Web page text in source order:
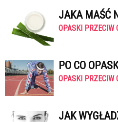
JAKA MAŚĆ
OPASKI PRZECIW
PO CO
OPASKI PRZECIW
JAK